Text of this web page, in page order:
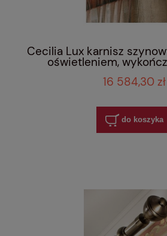
Cecilia Lux karnisz
oświetleniem,
16 584,30 zł
do koszyka